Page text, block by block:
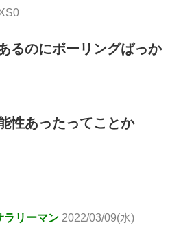
るのにボーリングばっか
性あったってことか
ラリーマン 2022/03/09(水)